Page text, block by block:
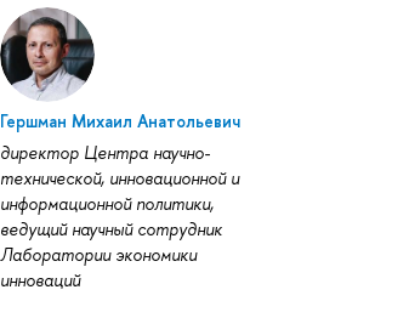
Гершман Михаил Анатольевич
директор Центра научно-
технической, инновационной и
информационной политики,
ведущий научный сотрудник
Лаборатории экономики
инноваций